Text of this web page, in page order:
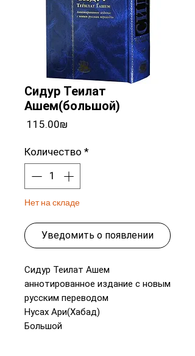
Сидур Теилат
Ашем(большой)
‏115.00 ‏₪
Количество *
Нет на складе
Уведомить о появлении
Сидур Теилат Ашем
аннотированное издание с новым
русским переводом
Нусах Ари(Хабад)
Большой